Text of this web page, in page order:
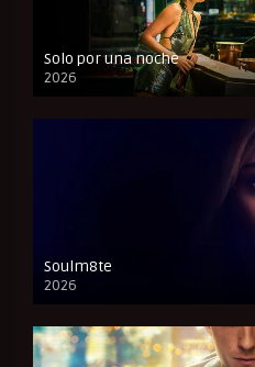
Solo por una noche
2026
CAM
Soulm8te
2026
FULL HD